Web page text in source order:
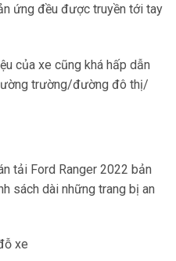
ứng đều được truyền tới tay
của xe cũng khá hấp dẫn
trường/đường đô thị/
tải Ford Ranger 2022 bản
sách dài những trang bị an
xe